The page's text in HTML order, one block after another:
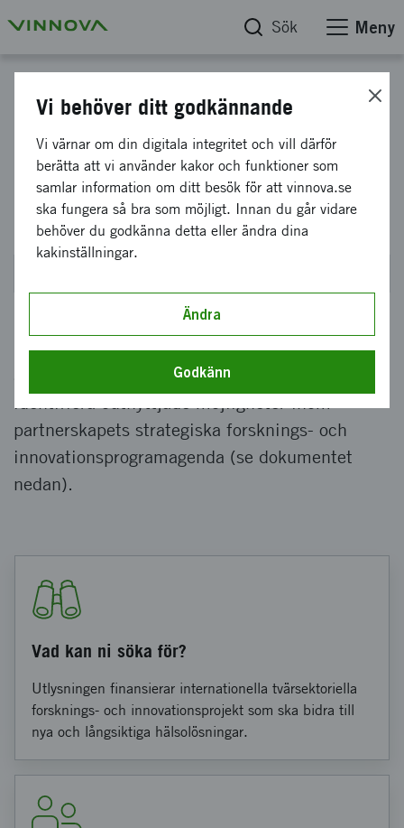
Sök Meny
Internationellt aktörsdrivet
innovationssamarbete inom
hälsa, IHI Call 9
Innovative Health Initiative, IHI, call 9 är en
aktörsdriven utlysning, där sökande själva ska
partnerskapets strategiska forsknings- och
innovationsprogramagenda (se dokumentet
nedan).
Vad kan ni söka för?
Utlysningen finansierar internationella tvärsektoriella
forsknings- och innovationsprojekt som ska bidra till
nya och långsiktiga hälsolösningar.
Vi behöver ditt godkännande
Vi värnar om din digitala integritet och vill därför
berätta att vi använder kakor och funktioner som
samlar information om ditt besök för att vinnova.se
ska fungera så bra som möjligt. Innan du går vidare
behöver du godkänna detta eller ändra dina
kakinställningar.
Ändra
Godkänn